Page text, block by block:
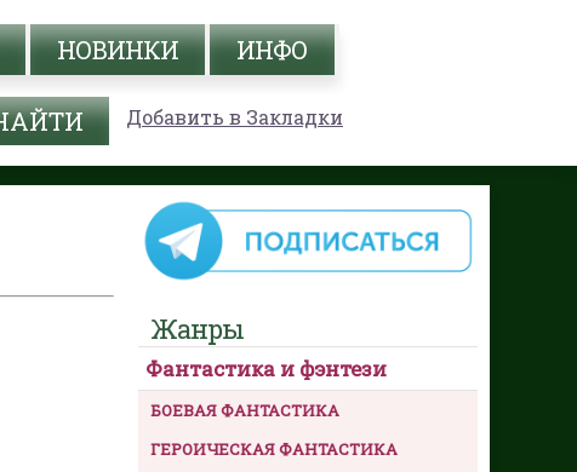
НОВИНКИ ИНФО
Добавить в Закладки
Жанры
Фантастика и фэнтези
БОЕВАЯ ФАНТАСТИКА
ГЕРОИЧЕСКАЯ ФАНТАСТИКА